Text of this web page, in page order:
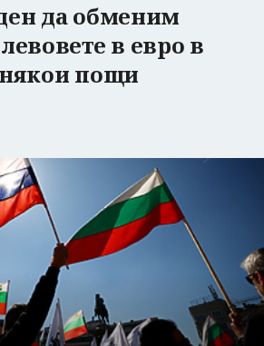
да обменим
в евро в
пощи